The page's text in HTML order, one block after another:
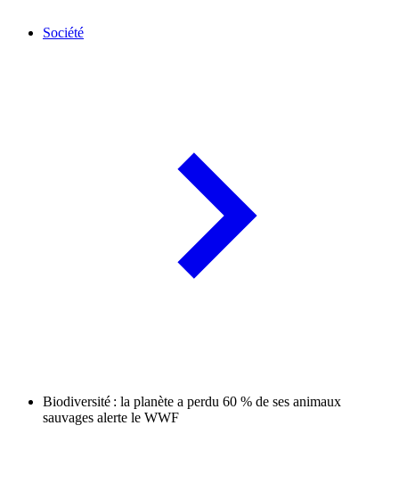
Société
Biodiversité : la planète a perdu 60 % de ses animaux
sauvages alerte le WWF